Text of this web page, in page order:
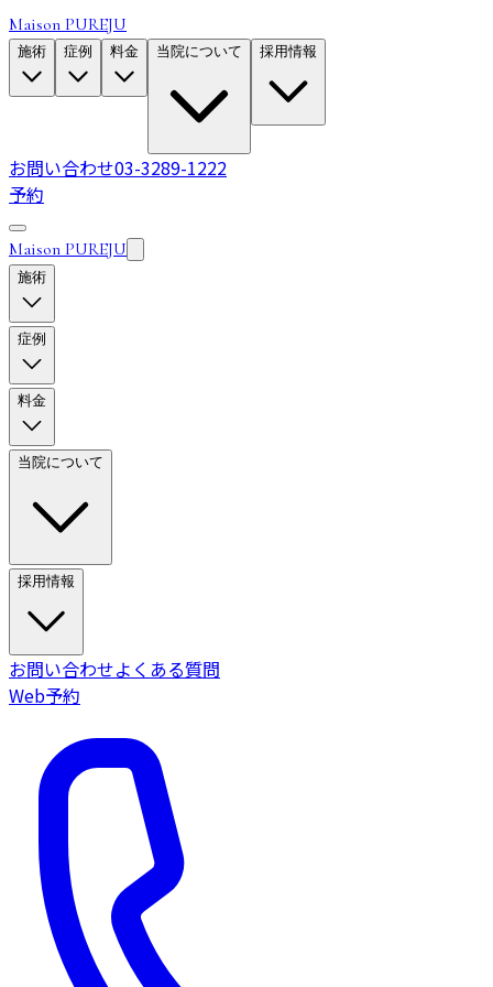
Maison PUREJU
施術 症例 料金 当院について 採用情報
お問い合わせ03-3289-1222
予約
Maison PUREJU
施術
症例
料金
当院について
採用情報
お問い合わせよくある質問
Web予約